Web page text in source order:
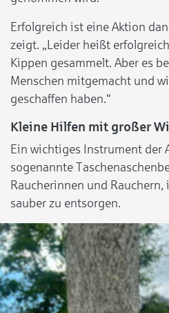
Erfolgreich ist eine Aktion
zeigt. „Leider heißt
Kippen gesammelt. Aber es
Menschen mitgemacht und
geschaffen haben.“
Kleine Hilfen mit großer
Ein wichtiges Instrument der
sogenannte
Raucherinnen und
sauber zu entsorgen.